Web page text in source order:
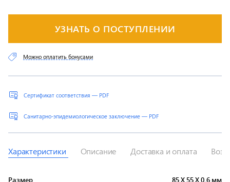
УЗНАТЬ О ПОСТУПЛЕНИИ
Сертификат соответствия — PDF
Санитарно-эпидемиологическое заключение — PDF
Можно оплатить бонусами
Характеристики Описание Доставка и оплата
Размер 85X55X0.6 мм